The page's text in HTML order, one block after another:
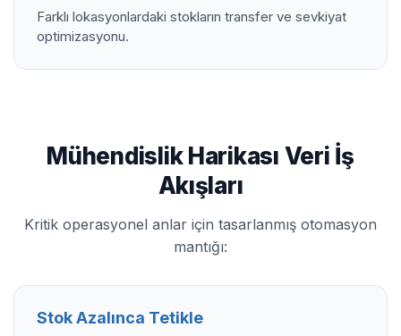
Farklı lokasyonlardaki stokların transfer ve sevkiyat
optimizasyonu.
Mühendislik Harikası Veri İş
Akışları
Kritik operasyonel anlar için tasarlanmış otomasyon
mantığı:
Stok Azalınca Tetikle